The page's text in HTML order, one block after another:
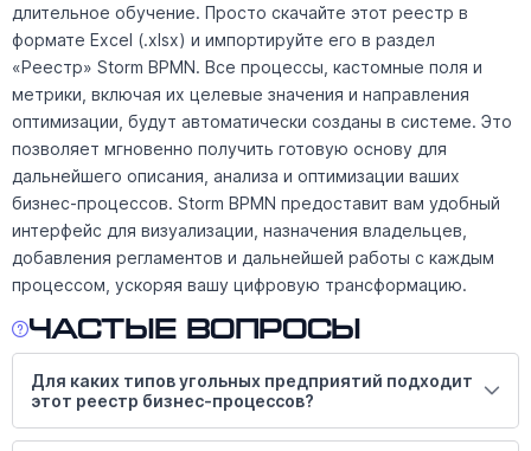
длительное обучение. Просто скачайте этот реестр в
формате Excel (.xlsx) и импортируйте его в раздел
«Реестр» Storm BPMN. Все процессы, кастомные поля и
метрики, включая их целевые значения и направления
оптимизации, будут автоматически созданы в системе. Это
позволяет мгновенно получить готовую основу для
дальнейшего описания, анализа и оптимизации ваших
бизнес-процессов. Storm BPMN предоставит вам удобный
интерфейс для визуализации, назначения владельцев,
добавления регламентов и дальнейшей работы с каждым
процессом, ускоряя вашу цифровую трансформацию.
Частые вопросы
Для каких типов угольных предприятий подходит
этот реестр бизнес-процессов?